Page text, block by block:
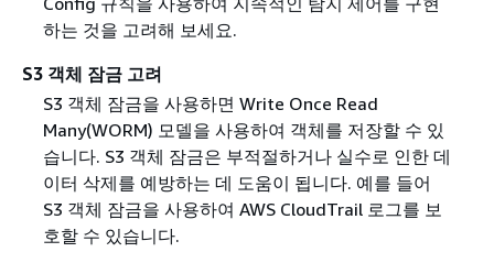
하는 것을 고려해 보세요.
S3 객체 잠금 고려
S3 객체 잠금을 사용하면 Write Once Read
Many(WORM) 모델을 사용하여 객체를 저장할 수 있
습니다. S3 객체 잠금은 부적절하거나 실수로 인한 데
이터 삭제를 예방하는 데 도움이 됩니다. 예를 들어
S3 객체 잠금을 사용하여 AWS CloudTrail 로그를 보
호할 수 있습니다.